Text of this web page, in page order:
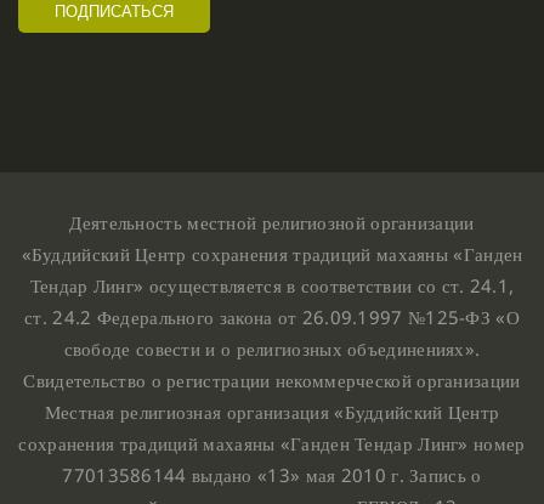
Деятельность местной религиозной организации
«Буддийский Центр сохранения традиций махаяны «Ганден
Тендар Линг» осуществляется в соответствии со ст. 24.1,
ст. 24.2 Федерального закона от 26.09.1997 №125-ФЗ «О
свободе совести и о религиозных объединениях».
Свидетельство о регистрации некоммерческой организации
Местная религиозная организация «Буддийский Центр
сохранения традиций махаяны «Ганден Тендар Линг» номер
77013586144 выдано «13» мая 2010 г. Запись о